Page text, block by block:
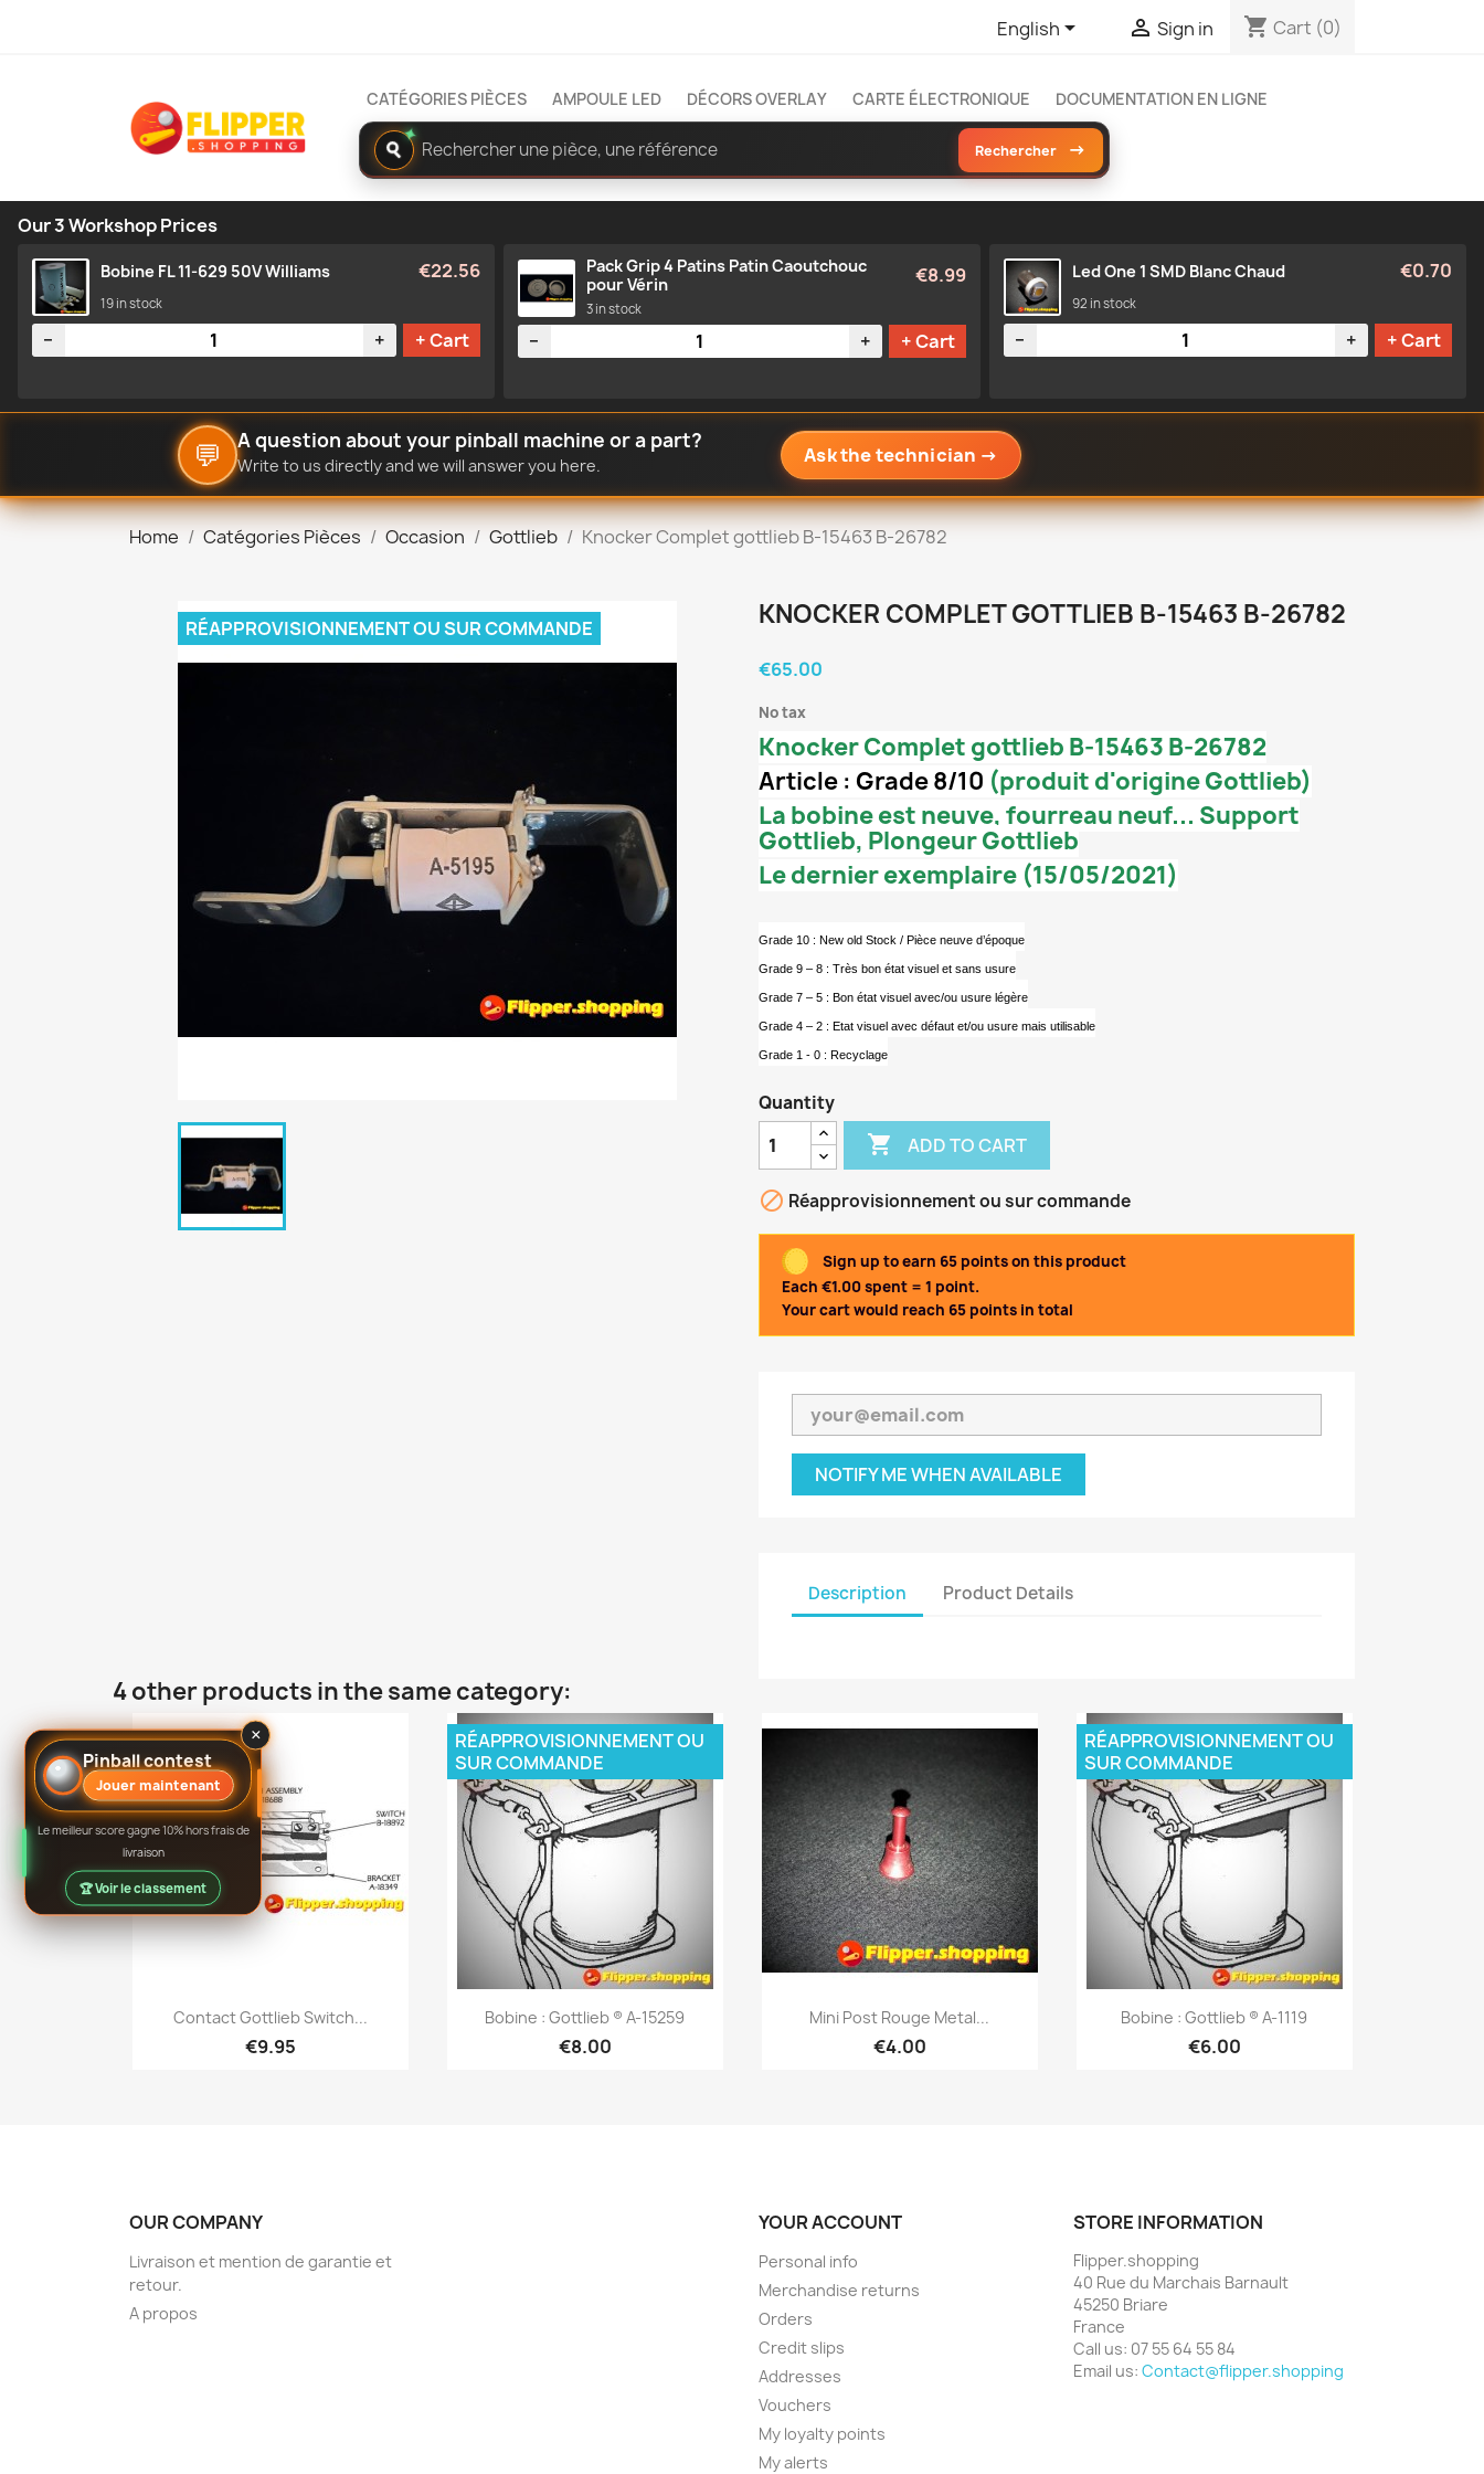
English  Sign in shopping_cart Cart (0)
CATÉGORIES PIÈCES AMPOULE LED DÉCORS OVERLAY CARTE ÉLECTRONIQUE DOCUMENTATION EN LIGNE
✦
Rechercher
dans
le
catalogue
Rechercher →
Our 3 Workshop Prices
Bobine FL 11-629 50V Williams €22.56
19 in stock
Quantity
− + + Cart
Pack Grip 4 Patins Patin Caoutchouc
pour Vérin
€8.99
3 in stock
Quantity
− + + Cart
Led One 1 SMD Blanc Chaud €0.70
92 in stock
Quantity
− + + Cart
💬 A question about your pinball machine or a part?
Write to us directly and we will answer you here. Ask the technician →
Home Catégories Pièces Occasion Gottlieb Knocker Complet gottlieb B-15463 B-26782
RÉAPPROVISIONNEMENT OU SUR COMMANDE KNOCKER COMPLET GOTTLIEB B-15463 B-26782
€65.00
No tax
Knocker Complet gottlieb B-15463 B-26782
Article : Grade 8/10 (produit d'origine Gottlieb)
La bobine est neuve, fourreau neuf... Support
Gottlieb, Plongeur Gottlieb
Le dernier exemplaire (15/05/2021)
Grade 10 : New old Stock / Pièce neuve d’époque
Grade 9 – 8 : Très bon état visuel et sans usure
Grade 7 – 5 : Bon état visuel avec/ou usure légère
Grade 4 – 2 : Etat visuel avec défaut et/ou usure mais utilisable
Grade 1 - 0 : Recyclage
Quantity
 ADD TO CART
 Réapprovisionnement ou sur commande
Sign up to earn 65 points on this product
Each €1.00 spent = 1 point.
Your cart would reach 65 points in total
NOTIFY ME WHEN AVAILABLE
Description Product Details
4 other products in the same category:
Quick view
Contact Gottlieb Switch...
€9.95
Quick view
Bobine : Gottlieb ® A-15259
€8.00
RÉAPPROVISIONNEMENT OU
SUR COMMANDE
Quick view
Mini Post Rouge Metal...
€4.00
Quick view
Bobine : Gottlieb ® A-1119
€6.00
RÉAPPROVISIONNEMENT OU
SUR COMMANDE
OUR COMPANY
Livraison et mention de garantie et
retour.
A propos
YOUR ACCOUNT
Personal info
Merchandise returns
Orders
Credit slips
Addresses
Vouchers
My loyalty points
My alerts
STORE INFORMATION
Flipper.shopping
40 Rue du Marchais Barnault
45250 Briare
France
Call us: 07 55 64 55 84
Email us: Contact@flipper.shopping
×
Pinball contest
Jouer maintenant
Le meilleur score gagne 10% hors frais de
livraison
🏆 Voir le classement